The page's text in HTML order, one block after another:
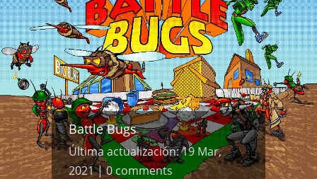
Battle Bugs
Última actualización: 19 Mar,
2021
0 comments